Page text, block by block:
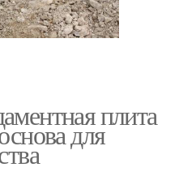
плита
для